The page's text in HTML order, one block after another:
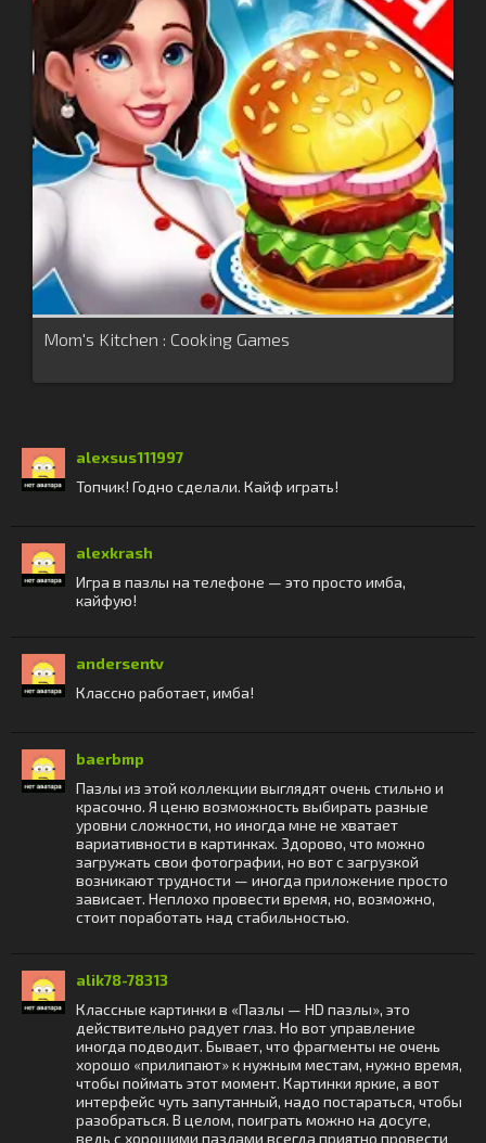
Mom's Kitchen : Cooking Games
alexsus111997
Топчик! Годно сделали. Кайф играть!
alexkrash
Игра в пазлы на телефоне — это просто имба,
кайфую!
andersentv
Классно работает, имба!
baerbmp
Пазлы из этой коллекции выглядят очень стильно и
красочно. Я ценю возможность выбирать разные
уровни сложности, но иногда мне не хватает
вариативности в картинках. Здорово, что можно
загружать свои фотографии, но вот с загрузкой
возникают трудности — иногда приложение просто
зависает. Неплохо провести время, но, возможно,
стоит поработать над стабильностью.
alik78-78313
Классные картинки в «Пазлы — HD пазлы», это
действительно радует глаз. Но вот управление
иногда подводит. Бывает, что фрагменты не очень
хорошо «прилипают» к нужным местам, нужно время,
чтобы поймать этот момент. Картинки яркие, а вот
интерфейс чуть запутанный, надо постараться, чтобы
разобраться. В целом, поиграть можно на досуге,
ведь с хорошими пазлами всегда приятно провести